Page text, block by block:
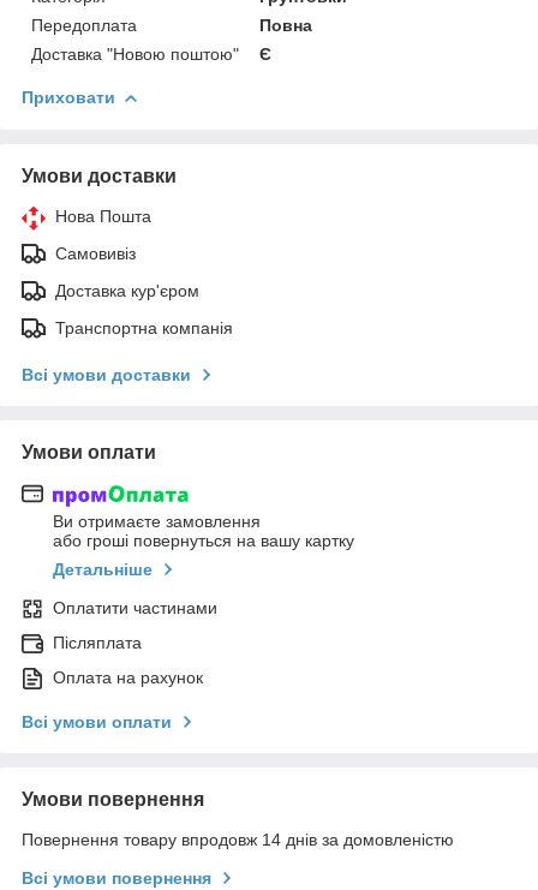
Передоплата
Повна
Доставка "Новою поштою"
Є
Приховати
Умови доставки
Нова Пошта
Самовивіз
Доставка кур'єром
Транспортна компанія
Всі умови доставки
Умови оплати
Ви отримаєте замовлення
або гроші повернуться на вашу картку
Детальніше
Оплатити частинами
Післяплата
Оплата на рахунок
Всі умови оплати
Умови повернення
Повернення товару впродовж 14 днів за домовленістю
Всі умови повернення